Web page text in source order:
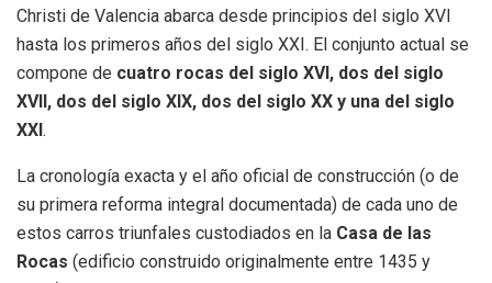
Christi de Valencia abarca desde principios del siglo XVI
hasta los primeros años del siglo XXI. El conjunto actual se
compone de cuatro rocas del siglo XVI, dos del siglo
XVII, dos del siglo XIX, dos del siglo XX y una del siglo
XXI.
La cronología exacta y el año oficial de construcción (o de
su primera reforma integral documentada) de cada uno de
estos carros triunfales custodiados en la Casa de las
Rocas (edificio construido originalmente entre 1435 y